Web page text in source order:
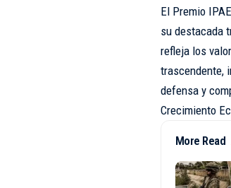
El Premio
su destacada
refleja los
trascendente,
defensa y
Crecimiento
More Read